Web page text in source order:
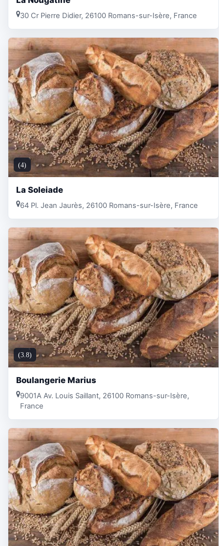
30 Cr Pierre Didier, 26100 Romans-sur-Isère, France
(4)
La Soleiade
64 Pl. Jean Jaurès, 26100 Romans-sur-Isère, France
(3.8)
Boulangerie Marius
9001A Av. Louis Saillant, 26100 Romans-sur-Isère,
France